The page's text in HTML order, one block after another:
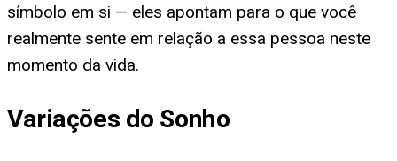
símbolo em si — eles apontam para o que você
realmente sente em relação a essa pessoa neste
momento da vida.
Variações do Sonho